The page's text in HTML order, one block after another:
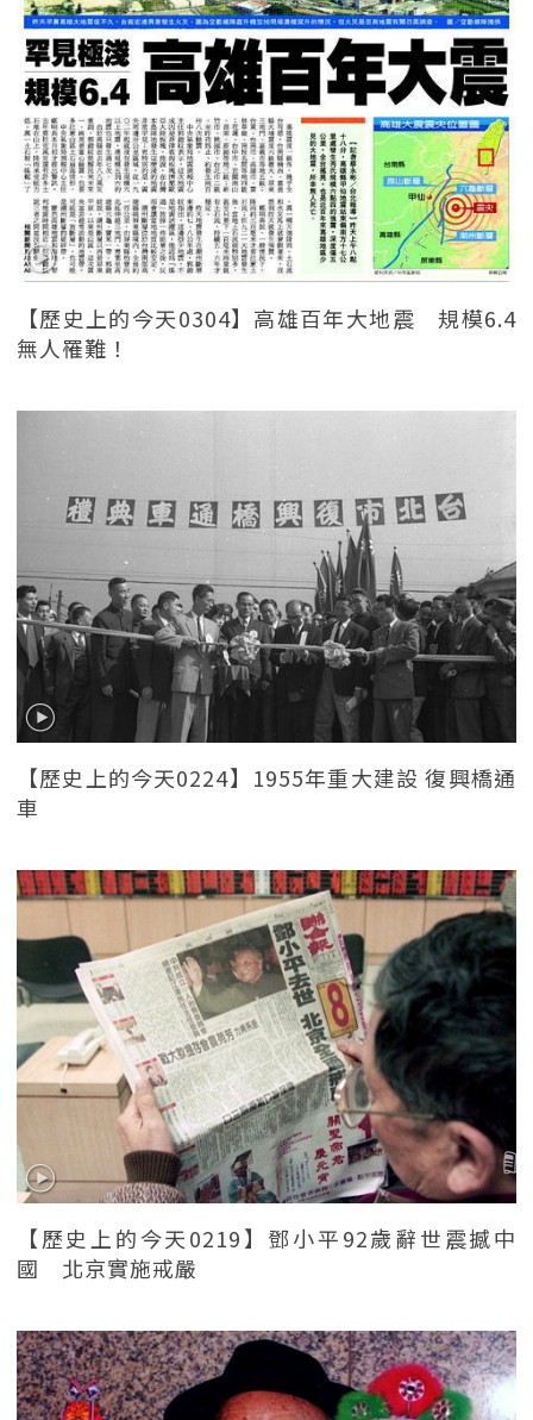
【歷史上的今天0304】高雄百年大地震 規模6.4
無人罹難！
【歷史上的今天0224】1955年重大建設 復興橋通
車
【歷史上的今天0219】鄧小平92歲辭世震撼中
國 北京實施戒嚴